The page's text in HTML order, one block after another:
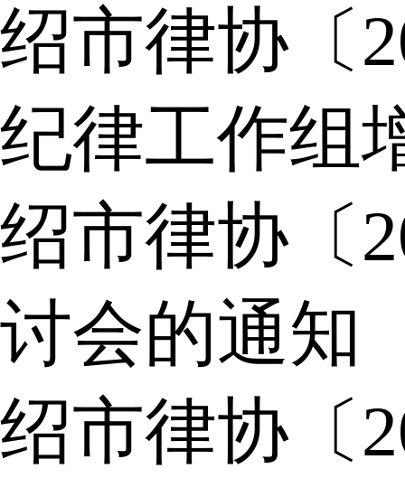
绍市律协〔
纪律工作组
绍市律协〔
讨会的通知
绍市律协〔